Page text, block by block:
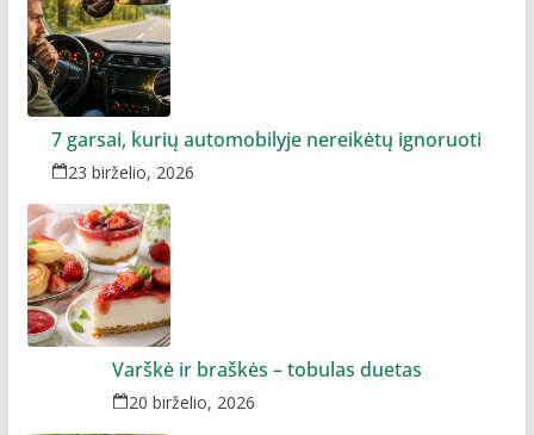
7 garsai, kurių automobilyje nereikėtų ignoruoti
23 birželio, 2026
Varškė ir braškės – tobulas duetas
20 birželio, 2026